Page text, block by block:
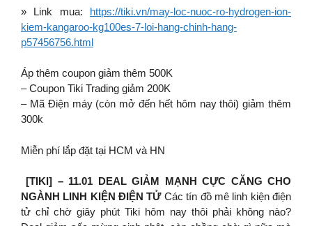
» Link mua: https://tiki.vn/may-loc-nuoc-ro-hydrogen-ion-
kiem-kangaroo-kg100es-7-loi-hang-chinh-hang-
p57456756.html
Áp thêm coupon giảm thêm 500K
– Coupon Tiki Trading giảm 200K
– Mã Điện máy (còn mở đến hết hôm nay thôi) giảm thêm
300k
Miễn phí lắp đặt tại HCM và HN
[TIKI] – 11.01 DEAL GIẢM MẠNH CỰC CĂNG CHO
NGÀNH LINH KIỆN ĐIỆN TỬCác tín đồ mê linh kiện điện
tử chỉ chờ giây phút Tiki hôm nay thôi phải không nào?